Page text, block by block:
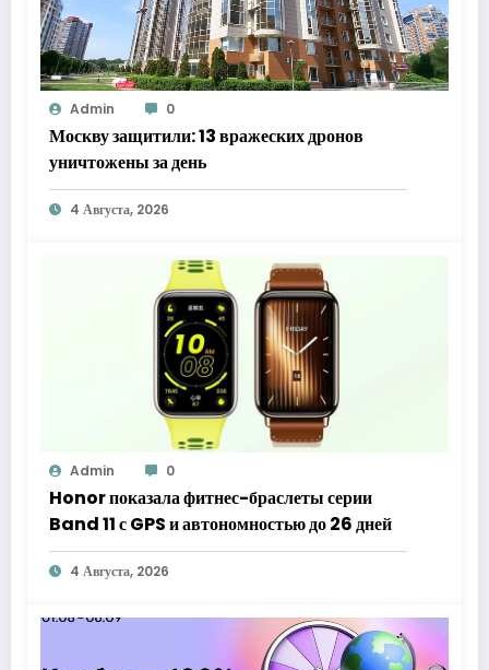
Admin 0
Москву защитили: 13 вражеских дронов
уничтожены за день
4 Августа, 2026
Admin 0
Honor показала фитнес-браслеты серии
Band 11 с GPS и автономностью до 26 дней
4 Августа, 2026